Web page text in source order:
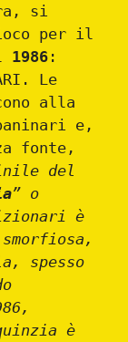
si
per il
1986 :
Le
alla
e,
fonte,
del
” o
è
spesso
è